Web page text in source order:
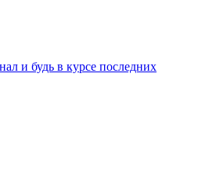
и будь в курсе последних